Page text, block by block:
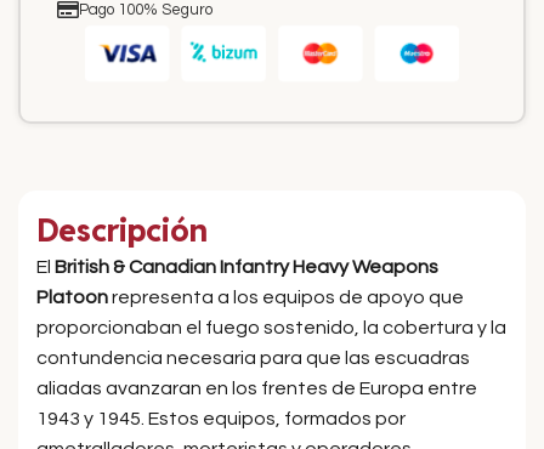
Pago 100% Seguro
Descripción
El British & Canadian Infantry Heavy Weapons
Platoonrepresenta a los equipos de apoyo que
proporcionaban el fuego sostenido, la cobertura y la
contundencia necesaria para que las escuadras
aliadas avanzaran en los frentes de Europa entre
1943 y 1945. Estos equipos, formados por